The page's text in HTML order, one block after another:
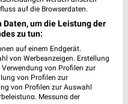
auf die Browserdaten.
um die Leistung der
zu tun:
auf einem Endgerät.
von Werbeanzeigen. Erstellung
von Profilen zur
von Profilen zur
von Profilen zur Auswahl
Messung der